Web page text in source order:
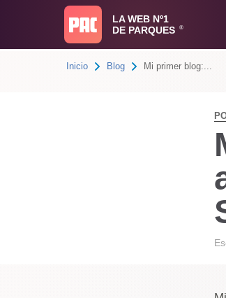
LA WEB Nº1
DE PARQUES
®
Inicio Blog Mi primer blog:...